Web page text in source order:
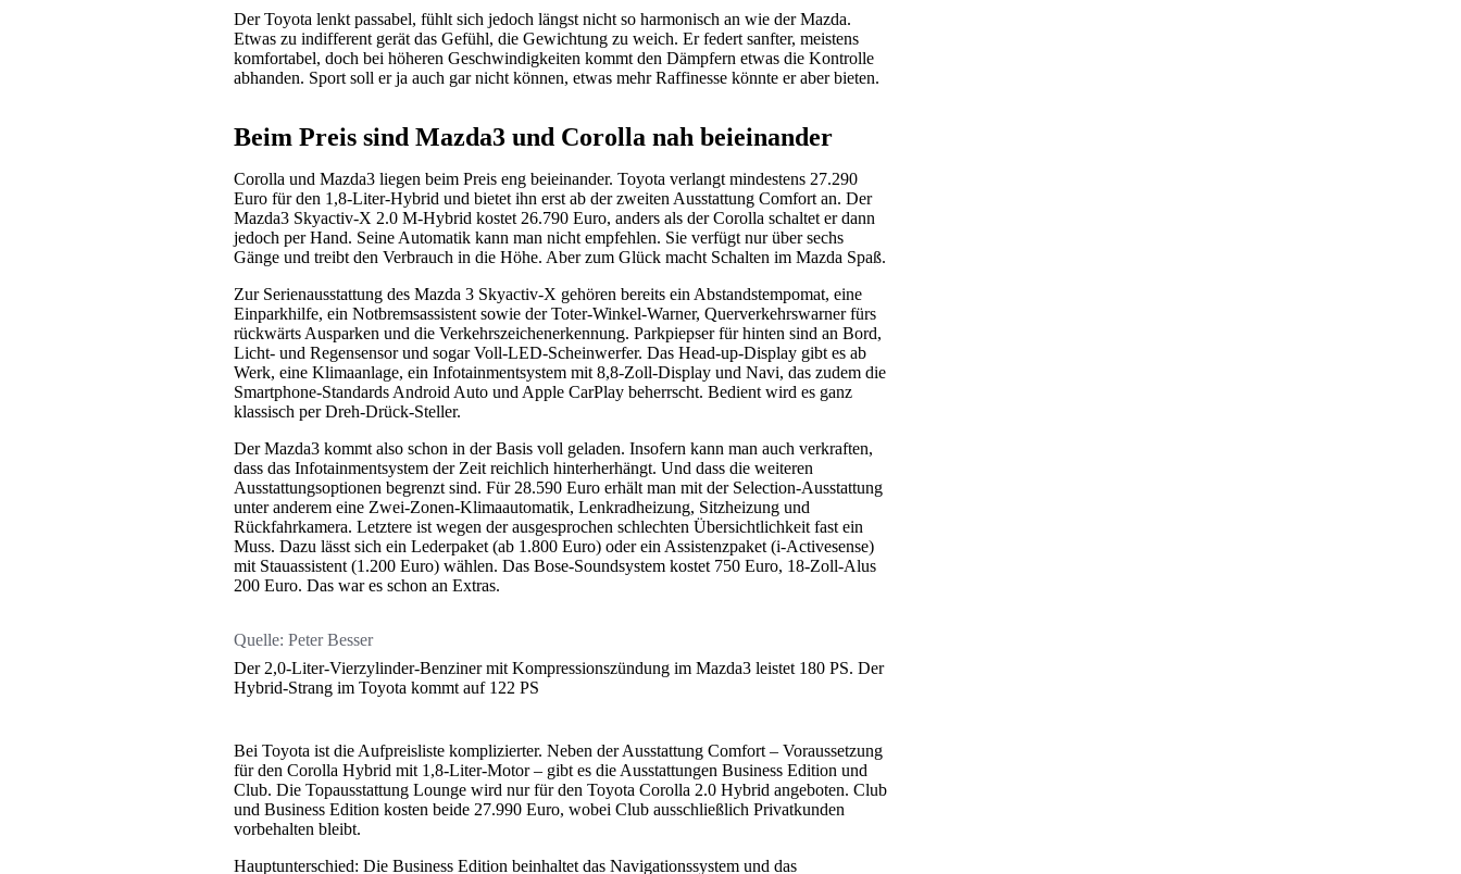
Der Toyota lenkt passabel, fühlt sich jedoch längst nicht so harmonisch an wie der Mazda.
Etwas zu indifferent gerät das Gefühl, die Gewichtung zu weich. Er federt sanfter, meistens
komfortabel, doch bei höheren Geschwindigkeiten kommt den Dämpfern etwas die Kontrolle
abhanden. Sport soll er ja auch gar nicht können, etwas mehr Raffinesse könnte er aber bieten.
Beim Preis sind Mazda3 und Corolla nah beieinander
Corolla und Mazda3 liegen beim Preis eng beieinander. Toyota verlangt mindestens 27.290
Euro für den 1,8-Liter-Hybrid und bietet ihn erst ab der zweiten Ausstattung Comfort an. Der
Mazda3 Skyactiv-X 2.0 M-Hybrid kostet 26.790 Euro, anders als der Corolla schaltet er dann
jedoch per Hand. Seine Automatik kann man nicht empfehlen. Sie verfügt nur über sechs
Gänge und treibt den Verbrauch in die Höhe. Aber zum Glück macht Schalten im Mazda Spaß.
Zur Serienausstattung des Mazda 3 Skyactiv-X gehören bereits ein Abstandstempomat, eine
Einparkhilfe, ein Notbremsassistent sowie der Toter-Winkel-Warner, Querverkehrswarner fürs
rückwärts Ausparken und die Verkehrszeichenerkennung. Parkpiepser für hinten sind an Bord,
Licht- und Regensensor und sogar Voll-LED-Scheinwerfer. Das Head-up-Display gibt es ab
Werk, eine Klimaanlage, ein Infotainmentsystem mit 8,8-Zoll-Display und Navi, das zudem die
Smartphone-Standards Android Auto und Apple CarPlay beherrscht. Bedient wird es ganz
klassisch per Dreh-Drück-Steller.
Der Mazda3 kommt also schon in der Basis voll geladen. Insofern kann man auch verkraften,
dass das Infotainmentsystem der Zeit reichlich hinterherhängt. Und dass die weiteren
Ausstattungsoptionen begrenzt sind. Für 28.590 Euro erhält man mit der Selection-Ausstattung
unter anderem eine Zwei-Zonen-Klimaautomatik, Lenkradheizung, Sitzheizung und
Rückfahrkamera. Letztere ist wegen der ausgesprochen schlechten Übersichtlichkeit fast ein
Muss. Dazu lässt sich ein Lederpaket (ab 1.800 Euro) oder ein Assistenzpaket (i-Activesense)
mit Stauassistent (1.200 Euro) wählen. Das Bose-Soundsystem kostet 750 Euro, 18-Zoll-Alus
200 Euro. Das war es schon an Extras.
Quelle: Peter Besser
Der 2,0-Liter-Vierzylinder-Benziner mit Kompressionszündung im Mazda3 leistet 180 PS. Der
Hybrid-Strang im Toyota kommt auf 122 PS
Bei Toyota ist die Aufpreisliste komplizierter. Neben der Ausstattung Comfort – Voraussetzung
für den Corolla Hybrid mit 1,8-Liter-Motor – gibt es die Ausstattungen Business Edition und
Club. Die Topausstattung Lounge wird nur für den Toyota Corolla 2.0 Hybrid angeboten. Club
und Business Edition kosten beide 27.990 Euro, wobei Club ausschließlich Privatkunden
vorbehalten bleibt.
Hauptunterschied: Die Business Edition beinhaltet das Navigationssystem und das